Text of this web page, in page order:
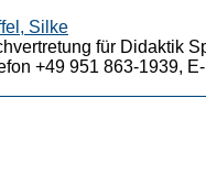
Silke
für Didaktik
+49 951 863-1939,